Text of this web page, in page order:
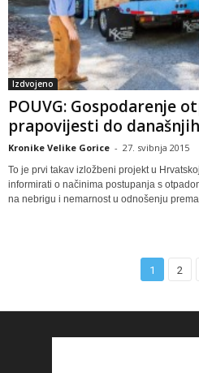
Izdvojeno
POUVG: Gospodarenje
prapovijesti do
Kronike Velike Gorice - 27. svibnja 2015
To je prvi takav izložbeni projekt u
informirati o načinima postupanja s
na nebrigu i nemarnost u odnošenju prema
1 2